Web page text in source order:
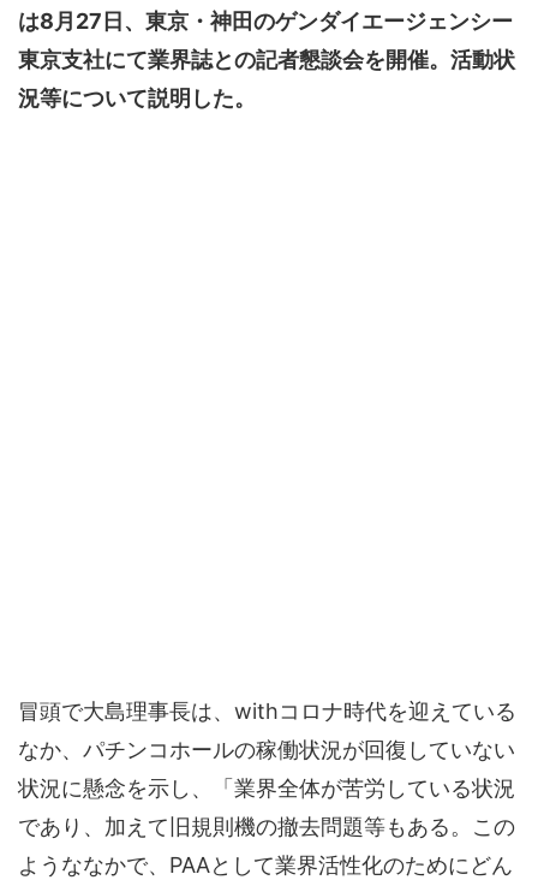
は8月27日、東京・神田のゲンダイエージェンシー
東京支社にて業界誌との記者懇談会を開催。活動状
況等について説明した。
冒頭で大島理事長は、withコロナ時代を迎えている
なか、パチンコホールの稼働状況が回復していない
状況に懸念を示し、「業界全体が苦労している状況
であり、加えて旧規則機の撤去問題等もある。この
ようななかで、PAAとして業界活性化のためにどん